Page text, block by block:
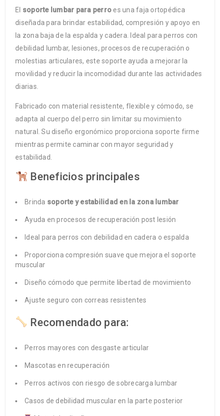
El soporte lumbar para perro es una faja ortopédica
diseñada para brindar estabilidad, compresión y apoyo en
la zona baja de la espalda y cadera. Ideal para perros con
debilidad lumbar, lesiones, procesos de recuperación o
molestias articulares, este soporte ayuda a mejorar la
movilidad y reducir la incomodidad durante las actividades
diarias.
Fabricado con material resistente, flexible y cómodo, se
adapta al cuerpo del perro sin limitar su movimiento
natural. Su diseño ergonómico proporciona soporte firme
mientras permite caminar con mayor seguridad y
estabilidad.
Beneficios principales
Brinda soporte y estabilidad en la zona lumbar
Ayuda en procesos de recuperación post lesión
Ideal para perros con debilidad en cadera o espalda
Proporciona compresión suave que mejora el soporte
muscular
Diseño cómodo que permite libertad de movimiento
Ajuste seguro con correas resistentes
Recomendado para:
Perros mayores con desgaste articular
Mascotas en recuperación
Perros activos con riesgo de sobrecarga lumbar
Casos de debilidad muscular en la parte posterior